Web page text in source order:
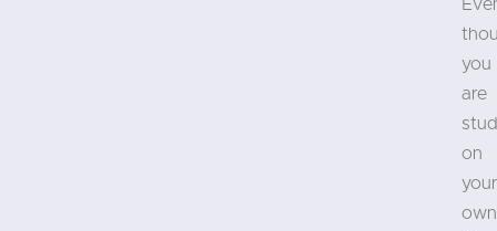
you
are
on
your